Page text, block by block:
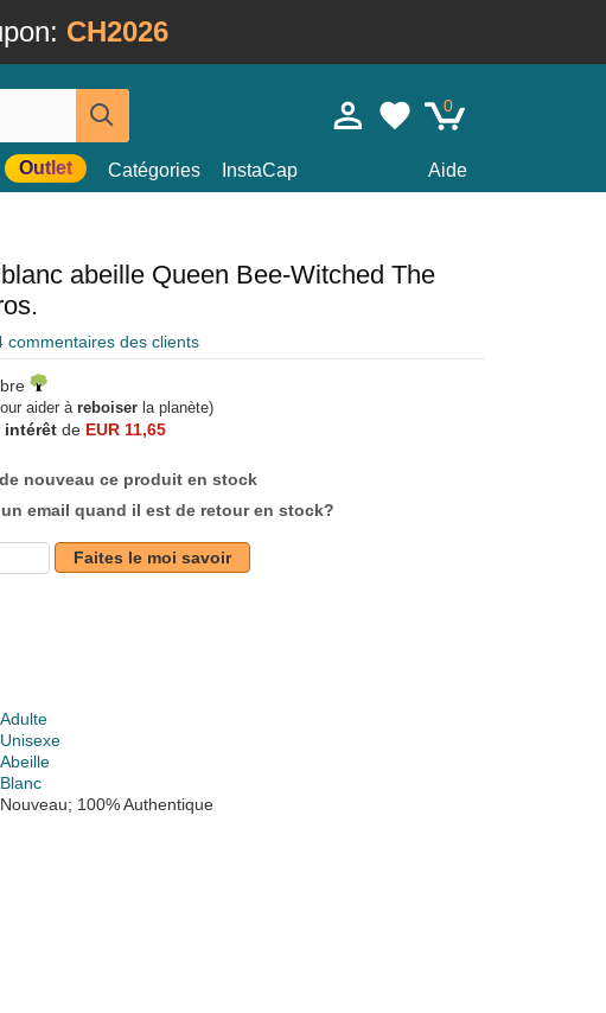
CH2026
0
Outlet Catégories InstaCap Aide
abeille Queen Bee-Witched The
commentaires des clients
aider à reboiser la planète)
intérêt de EUR 11,65
nouveau ce produit en stock
email quand il est de retour en stock?
Faites le moi savoir
Adulte
Unisexe
Abeille
Blanc
Nouveau; 100% Authentique